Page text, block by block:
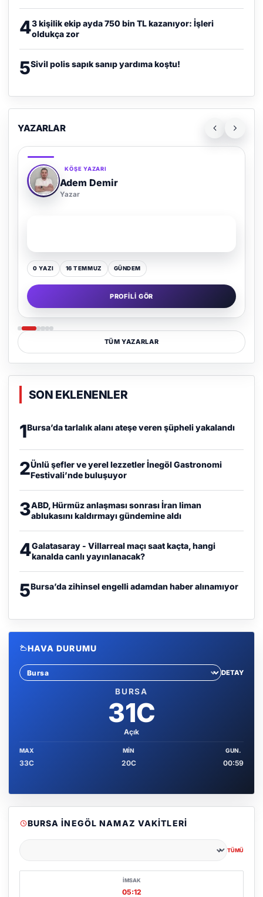
43 kişilik ekip ayda 750 bin TL kazanıyor: İşleri
oldukça zor
5Sivil polis sapık sanıp yardıma koştu!
YAZARLAR
KÖŞE YAZARI
Adem Demir
Yazar
0 YAZI 16 TEMMUZ GÜNDEM
PROFILI GÖR
TÜM YAZARLAR
SON EKLENENLER
1Bursa’da tarlalık alanı ateşe veren şüpheli yakalandı
2Ünlü şefler ve yerel lezzetler İnegöl Gastronomi
Festivali’nde buluşuyor
3ABD, Hürmüz anlaşması sonrası İran liman
ablukasını kaldırmayı gündemine aldı
4Galatasaray - Villarreal maçı saat kaçta, hangi
kanalda canlı yayınlanacak?
5Bursa’da zihinsel engelli adamdan haber alınamıyor
HAVA DURUMU
Sehir sec
DETAY
BURSA
31C
Açık
MAX
33C
MIN
20C
GUN.
00:59
BURSA İNEGÖL NAMAZ VAKITLERI
TÜMÜ
İMSAK
05:12